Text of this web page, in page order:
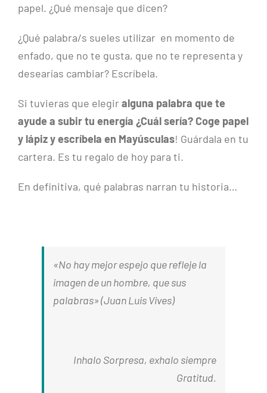
papel. ¿Qué mensaje que dicen?
¿Qué palabra/s sueles utilizar en momento de
enfado, que no te gusta, que no te representa y
desearías cambiar? Escríbela.
Si tuvieras que elegir alguna palabra que te
ayude a subir tu energía ¿Cuál sería? Coge papel
y lápiz y escríbela en Mayúsculas! Guárdala en tu
cartera. Es tu regalo de hoy para ti.
En definitiva, qué palabras narran tu historia…
«No hay mejor espejo que refleje la
imagen de un hombre, que sus
palabras» (Juan Luis Vives)
Inhalo Sorpresa, exhalo siempre
Gratitud.